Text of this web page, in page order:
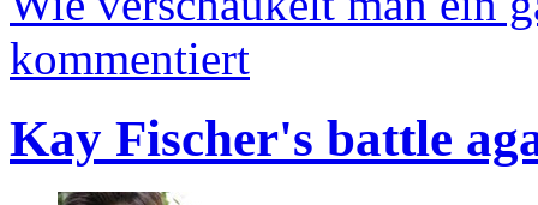
kommentiert
Kay Fischer's battle